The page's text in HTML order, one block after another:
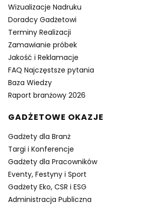
Wizualizacje Nadruku
Doradcy Gadżetowi
Terminy Realizacji
Zamawianie próbek
Jakość i Reklamacje
FAQ Najczęstsze pytania
Baza Wiedzy
Raport branżowy 2026
GADŻETOWE OKAZJE
Gadżety dla Branż
Targi i Konferencje
Gadżety dla Pracowników
Eventy, Festyny i Sport
Gadżety Eko, CSR i ESG
Administracja Publiczna